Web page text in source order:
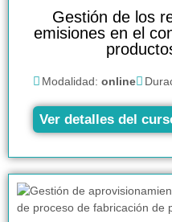
Gestión de los
emisiones en el
Modalidad: online
Ver detalles del